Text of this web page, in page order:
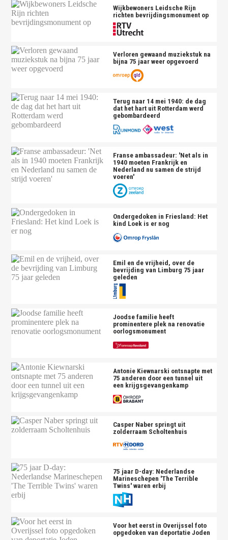
Wijkbewoners Leidsche Rijn
richten bevrijdingsmonument op
Verloren gewaand muziekstuk na
bijna 75 jaar weer opgevoerd
Terug naar 14 mei 1940: de dag
dat het hart uit Rotterdam werd
gebombardeerd
Franse ambassadeur: 'Net als in
1940 moeten Frankrijk en
Nederland nu samen de strijd
voeren'
Ondergedoken in Friesland: Het
kind Loek is er nog
Emil en de vrijheid, over de
bevrijding van Limburg 75 jaar
geleden
Joodse familie heeft
prominentere plek na renovatie
oorlogsmonument
Antonie Kiewnarski ontsnapte met
75 anderen door een tunnel uit
een krijgsgevangenkamp
Casper Naber springt uit
zolderraam Scholtenhuis
75 jaar D-day: Nederlandse
Marineschepen 'The Terrible
Twins' waren erbij
Voor het eerst in Overijssel foto
opgedoken van deportatie Joden